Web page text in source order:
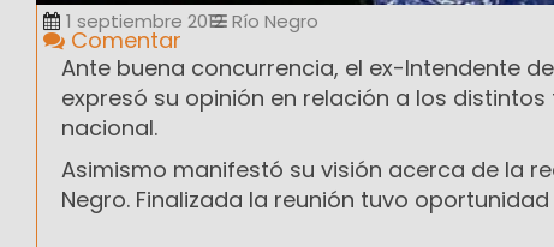
1 septiembre 2012 Río Negro
Comentar
Ante buena concurrencia, el ex-Intendente
expresó su opinión en relación a los
nacional.
Asimismo manifestó su visión acerca de la
Negro. Finalizada la reunión tuvo